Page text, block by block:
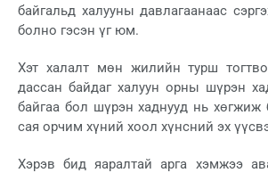
байгальд халууны давлагаанаас
болно гэсэн үг юм.
Хэт халалт мөн жилийн турш
дассан байдаг халуун орны шүрэн
байгаа бол шүрэн хаднууд нь хөгжиж
сая орчим хүний ​​хоол хүнсний эх
Хэрэв бид яаралтай арга хэмжээ